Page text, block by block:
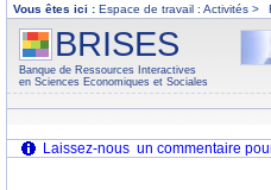
Vous êtes ici : Espace de travail : Activités >
BRISES
Banque de Ressources Interactives
en Sciences Economiques et Sociales